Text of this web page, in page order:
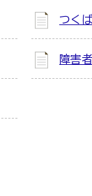
つく
障害